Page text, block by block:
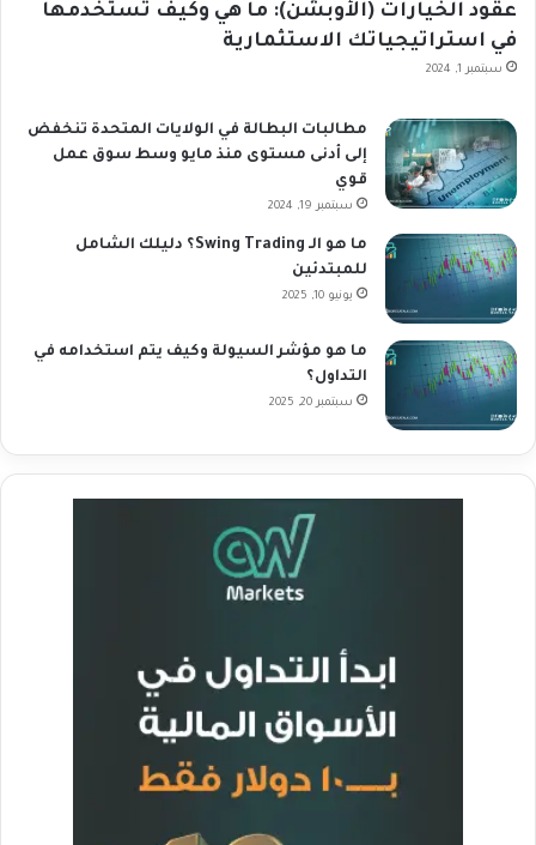
عقود الخيارات (الأوبشن): ما هي وكيف تستخدمها
في استراتيجياتك الاستثمارية
سبتمبر 1, 2024
مطالبات البطالة في الولايات المتحدة تنخفض
إلى أدنى مستوى منذ مايو وسط سوق عمل
قوي
سبتمبر 19, 2024
ما هو الـ Swing Trading؟ دليلك الشامل
للمبتدئين
يونيو 10, 2025
ما هو مؤشر السيولة وكيف يتم استخدامه في
التداول؟
سبتمبر 20, 2025